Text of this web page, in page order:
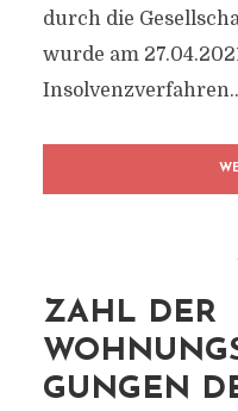
durch die
wurde am
ZAHL DER
GUNGEN